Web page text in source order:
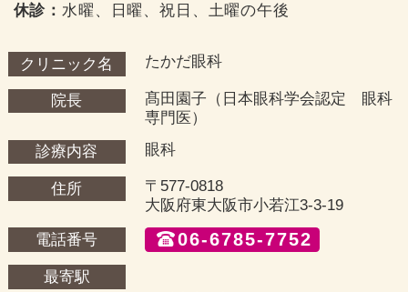
休診：水曜、日曜、祝日、土曜の午後
クリニック名 たかだ眼科
院長
髙田園子（日本眼科学会認定 眼科
専門医）
診療内容
眼科
住所
〒577-0818
大阪府東大阪市小若江3-3-19
電話番号
06-6785-7752
最寄駅